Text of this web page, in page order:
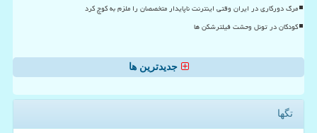
مرگ دورکاری در ایران وقتی اینترنت ناپایدار متخصصان را ملزم به کوچ کرد
کودکان در تونل وحشت فیلترشکن ها
جدیدترین ها
تگها